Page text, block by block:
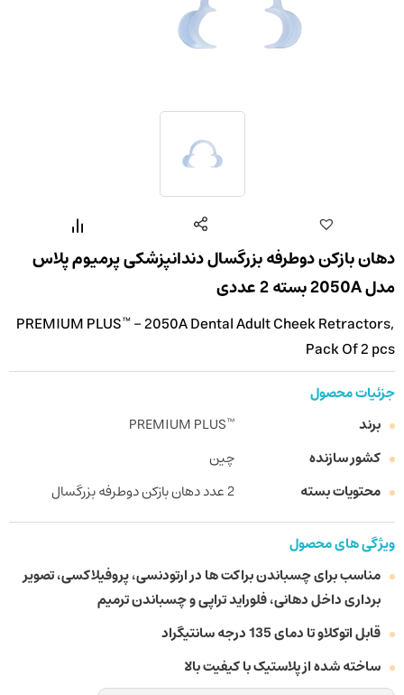
دهان بازکن دوطرفه بزرگسال دندانپزشکی پرمیوم پلاس
مدل 2050A بسته 2 عددی
PREMIUM PLUS™ - 2050A Dental Adult Cheek Retractors,
Pack Of 2 pcs
جزئیات محصول
برند
™PREMIUM PLUS
کشور سازنده
چین
محتویات بسته
2 عدد دهان بازکن دوطرفه بزرگسال
ویژگی های محصول
مناسب برای چسباندن براکت ها در ارتودنسی، پروفیلاکسی، تصویر
برداری داخل دهانی، فلوراید تراپی و چسباندن ترمیم
قابل اتوکلاو تا دمای 135 درجه سانتیگراد
ساخته شده از پلاستیک با کیفیت بالا